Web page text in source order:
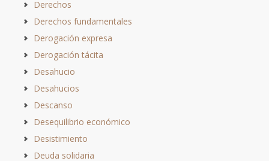
Derechos
Derechos fundamentales
Derogación expresa
Derogación tácita
Desahucio
Desahucios
Descanso
Desequilibrio económico
Desistimiento
Deuda solidaria